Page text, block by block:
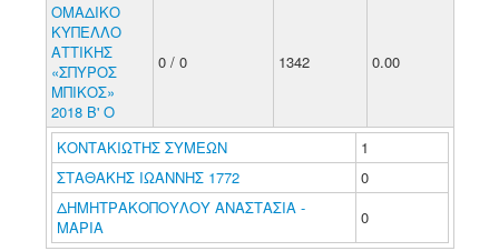
ΟΜΑΔΙΚΟ
ΚΥΠΕΛΛΟ
ΑΤΤΙΚΗΣ
«ΣΠΥΡΟΣ
ΜΠΙΚΟΣ»
2018 Β' Ο
0 / 0 1342 0.00
ΚΟΝΤΑΚΙΩΤΗΣ ΣΥΜΕΩΝ
1
ΣΤΑΘΑΚΗΣ ΙΩΑΝΝΗΣ 1772
0
ΔΗΜΗΤΡΑΚΟΠΟΥΛΟΥ ΑΝΑΣΤΑΣΙΑ -
ΜΑΡΙΑ
0